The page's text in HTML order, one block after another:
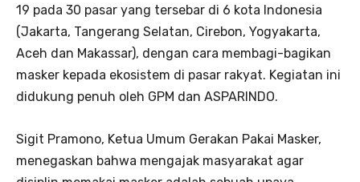
19 pada 30 pasar yang tersebar di 6 kota Indonesia
(Jakarta, Tangerang Selatan, Cirebon, Yogyakarta,
Aceh dan Makassar), dengan cara membagi-bagikan
masker kepada ekosistem di pasar rakyat. Kegiatan ini
didukung penuh oleh GPM dan ASPARINDO.
Sigit Pramono, Ketua Umum Gerakan Pakai Masker,
menegaskan bahwa mengajak masyarakat agar